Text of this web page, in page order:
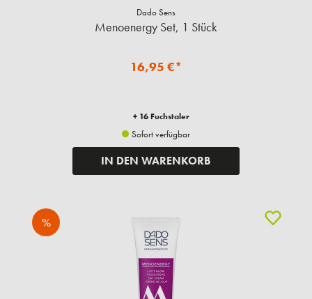
Dado Sens
Menoenergy Set, 1 Stück
16,95 €*
+ 16 Fuchstaler
Sofort verfügbar
IN DEN WARENKORB
%